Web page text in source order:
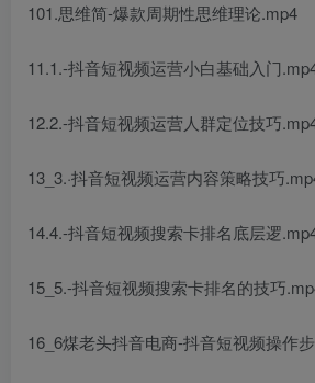
101.思维简-爆款周期性思维理论.mp4
11.1.-抖音短视频运营小白基础入门
12.2.-抖音短视频运营人群定位技巧
13_3.·抖音短视频运营内容策略技巧
14.4.-抖音短视频搜索卡排名底层逻
15_5.-抖音短视频搜索卡排名的技巧
16_6煤老头抖音电商-抖音短视频操作